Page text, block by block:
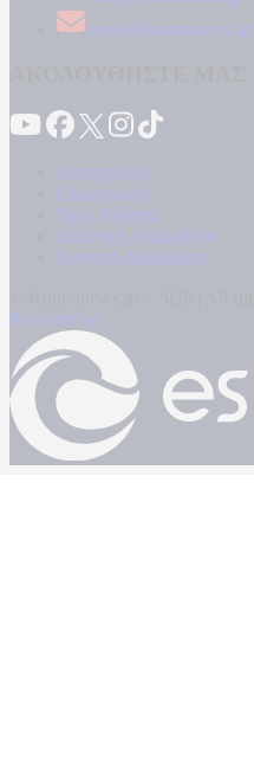
news@kontranews.gr
Καταγγελίες
Επικοινωνία
Όροι Χρήσης
Πολιτική Απορρήτου
Κρατική Διαφήμιση
Powered by: